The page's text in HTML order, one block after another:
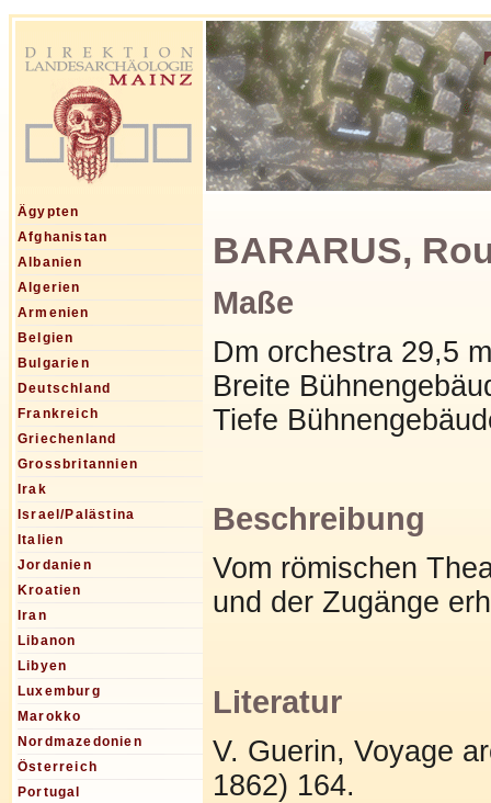
Ägypten
Afghanistan
Albanien
Algerien
Armenien
Belgien
Bulgarien
Deutschland
Frankreich
Griechenland
Grossbritannien
Irak
Israel/Palästina
Italien
Jordanien
Kroatien
Iran
Libanon
Libyen
Luxemburg
Marokko
Nordmazedonien
Österreich
Portugal
BARARUS,
Maße
Dm orchestra 29,5 m
Breite
Tiefe
Beschreibung
Vom römischen
und der Zugänge
Literatur
V. Guerin, Voyage
1862) 164.